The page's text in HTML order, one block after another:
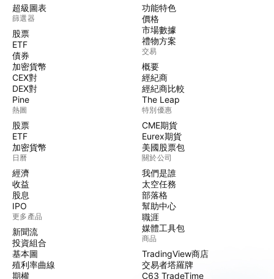
超級圖表
篩選器
股票
ETF
債券
加密貨幣
CEX對
DEX對
Pine
熱圖
股票
ETF
加密貨幣
日曆
經濟
收益
股息
IPO
更多產品
新聞流
投資組合
基本圖
殖利率曲線
期權
功能特色
價格
市場數據
禮物方案
交易
概要
經紀商
經紀商比較
The Leap
特別優惠
CME期貨
Eurex期貨
美國股票包
關於公司
我們是誰
太空任務
部落格
幫助中心
職涯
媒體工具包
商品
TradingView商店
交易者塔羅牌
C63 TradeTime